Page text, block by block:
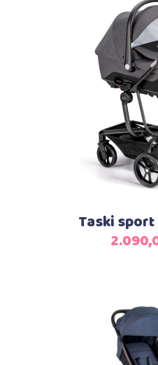
Ajouter
Taski sport